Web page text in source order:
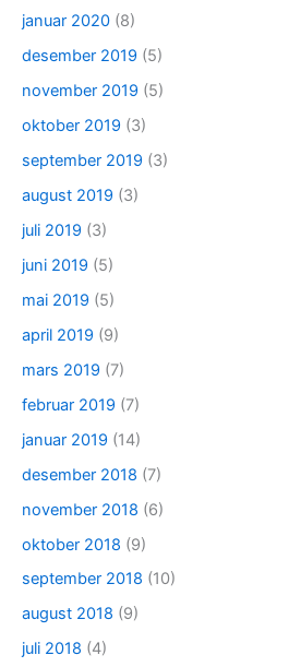
januar 2020 (8)
desember 2019 (5)
november 2019 (5)
oktober 2019 (3)
september 2019 (3)
august 2019 (3)
juli 2019 (3)
juni 2019 (5)
mai 2019 (5)
april 2019 (9)
mars 2019 (7)
februar 2019 (7)
januar 2019 (14)
desember 2018 (7)
november 2018 (6)
oktober 2018 (9)
september 2018 (10)
august 2018 (9)
juli 2018 (4)